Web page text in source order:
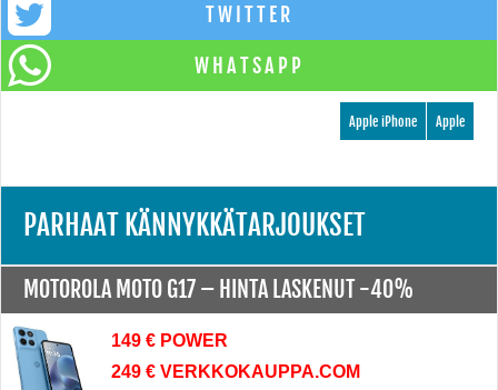
TWITTER
WHATSAPP
Apple
Apple iPhone
PARHAAT KÄNNYKKÄTARJOUKSET
MOTOROLA MOTO G17 – HINTA LASKENUT -40%
149 € POWER
249 € VERKKOKAUPPA.COM